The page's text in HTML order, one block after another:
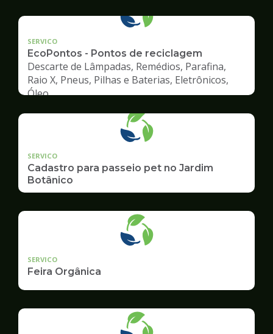
SERVICO
EcoPontos - Pontos de reciclagem
Descarte de Lâmpadas, Remédios, Parafina,
Raio X, Pneus, Pilhas e Baterias, Eletrônicos,
Óleo
SERVICO
Cadastro para passeio pet no Jardim
Botânico
SERVICO
Feira Orgânica